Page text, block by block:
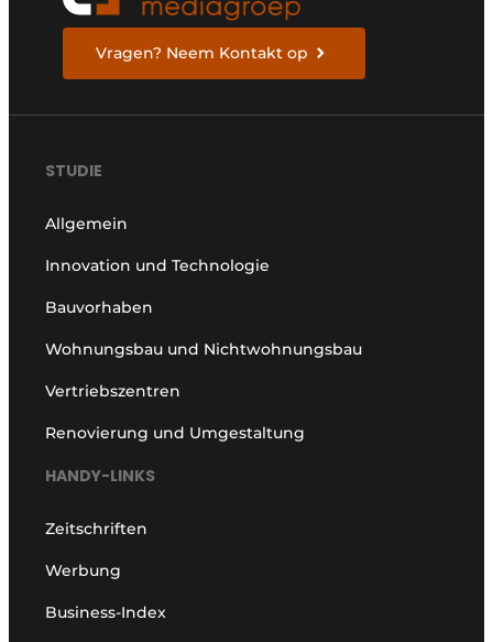
Vragen? Neem Kontakt op
STUDIE
Allgemein
Innovation und Technologie
Bauvorhaben
Wohnungsbau und Nichtwohnungsbau
Vertriebszentren
Renovierung und Umgestaltung
HANDY-LINKS
Zeitschriften
Werbung
Business-Index